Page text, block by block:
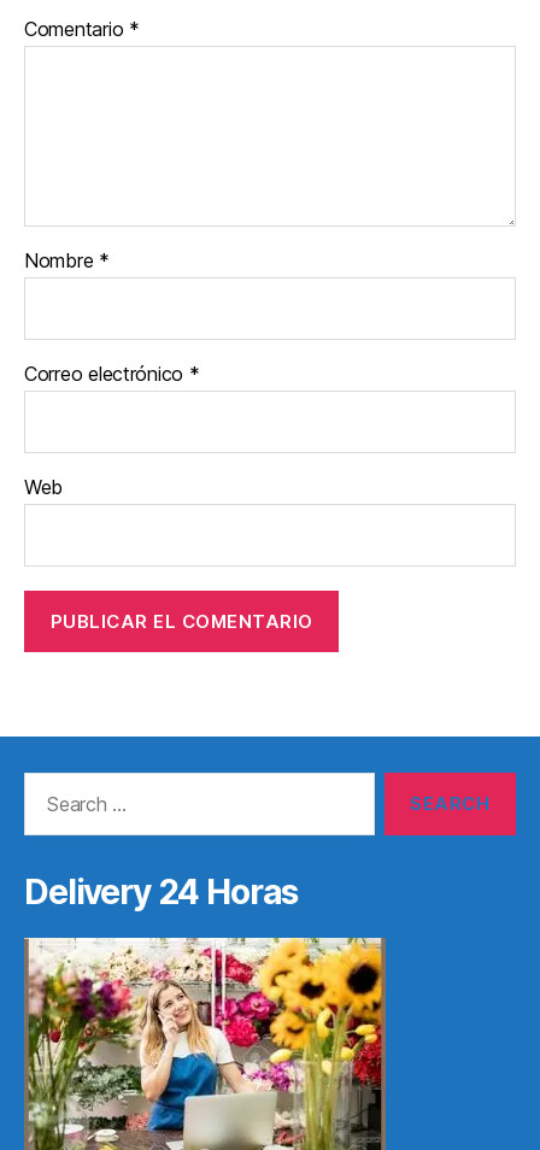
Comentario *
Nombre *
Correo electrónico *
Web
Delivery 24 Horas